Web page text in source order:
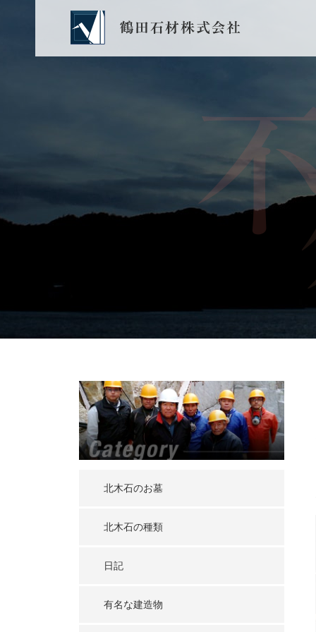
北木石のお墓
北木石の種類
日記
有名な建造物